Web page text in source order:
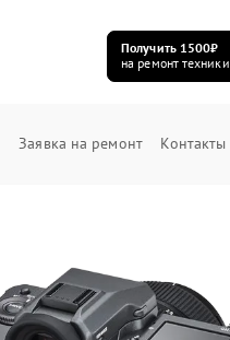
Получить 1500₽
на ремонт техники
Заявка на ремонт Контакты